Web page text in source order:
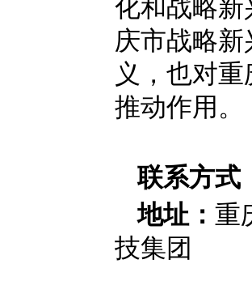
化和战略
庆市战略
义，也对
推动作用。
联系方式
地址： 重
技集团